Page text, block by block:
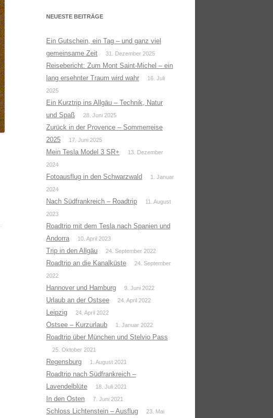
NEUESTE BEITRÄGE
Ein Gutschein, ein Tag – und ganz viel
gemeinsame Zeit
31. Dezember 2025
Reisebericht: Zum Mont Saint-Michel – ein
lang ersehnter Traum wird wahr
16. Juli
2025
Ein Kurztrip ins Allgäu – Technik, Natur
und Spaß
28. Juni 2025
Zurück in der Provence – Sommerreise
2025
17. Juni 2025
Mein Tesla Model 3 SR+
13. Dezember
2024
Fotoausflug in den Schwarzwald
1. Januar
2024
Nach Südfrankreich – Roadtrip
11. August
2023
Roadtrip mit dem Tesla nach Spanien und
Andorra
10. April 2023
Trip in den Allgäu 24. September 2022
Roadtrip an die Kanalküste
24. September
2022
Hannover und Hamburg 9. Juni 2022
Urlaub an der Ostsee 24. April 2022
Leipzig 24. April 2022
Ostsee – Kurzurlaub 1. Januar 2022
Roadtrip über München und Stelvio Pass
25. Oktober 2021
Regensburg 1. August 2021
Roadtrip nach Südfrankreich –
Lavendelblüte
18. Juli 2021
In den Osten 7. Juni 2021
Schloss Lichtenstein – Ausflug
23. Mai